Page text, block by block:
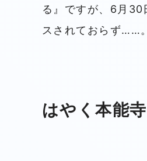
る』ですが、6月30
スされておらず……。
はやく本能